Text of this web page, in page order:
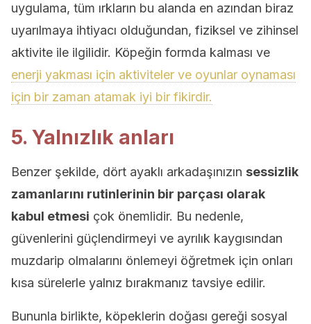
uygulama, tüm ırkların bu alanda en azından biraz
uyarılmaya ihtiyacı olduğundan, fiziksel ve zihinsel
aktivite ile ilgilidir. Köpeğin formda kalması ve
enerji yakması için aktiviteler ve oyunlar oynaması
için bir zaman atamak iyi bir fikirdir.
5. Yalnızlık anları
Benzer şekilde, dört ayaklı arkadaşınızın sessizlik
zamanlarını rutinlerinin bir parçası olarak
kabul etmesi çok önemlidir. Bu nedenle,
güvenlerini güçlendirmeyi ve ayrılık kaygısından
muzdarip olmalarını önlemeyi öğretmek için onları
kısa sürelerle yalnız bırakmanız tavsiye edilir.
Bununla birlikte, köpeklerin doğası gereği sosyal